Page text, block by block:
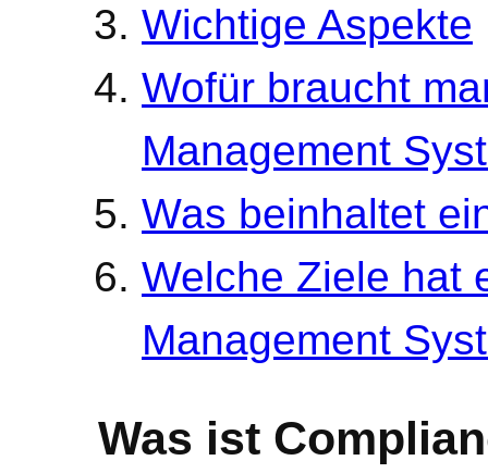
Wichtige Aspekte
Wofür braucht
Management
Was beinhaltet
Welche Ziele hat
Management
Was ist